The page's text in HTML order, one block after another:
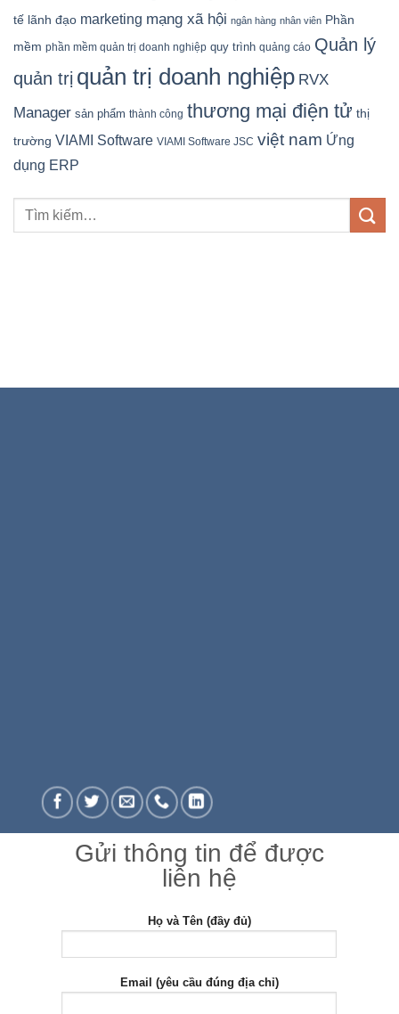
tế lãnh đạo marketing mạng xã hội ngân hàng nhân viên Phần
mềm phần mềm quản trị doanh nghiệp quy trình quảng cáo Quản lý
quản trị quản trị doanh nghiệp RVX
Manager sản phẩm thành công thương mại điện tử thị
trường VIAMI Software VIAMI Software JSC việt nam Ứng
dụng ERP
Gửi thông tin để được
liên hệ
Họ và Tên (đầy đủ)
Email (yêu cầu đúng địa chỉ)